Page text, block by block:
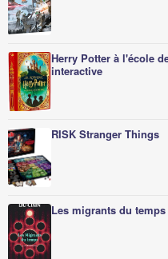
Herry Potter à l'école
interactive
RISK Stranger Things
Les migrants du